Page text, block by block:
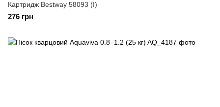
Картридж Bestway 58093 (I)
276 грн